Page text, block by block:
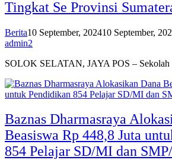
Tingkat Se Provinsi
Berita10 September, 202410 September,
admin2
SOLOK SELATAN, JAYA POS –
Baznas Dharmasraya
Beasiswa Rp 448,8 Juta
854 Pelajar SD/MI dan